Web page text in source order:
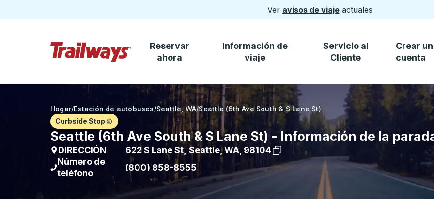
Ver avisos de viajeactuales
Saltar al contenido principal
Reservar
ahora
Información de
viaje
Servicio al
Cliente
Crear
cuenta
Hogar/Estación de autobuses/Seattle, WA/Seattle (6th Ave South & S Lane St)
Curbside Stop
Seattle (6th Ave South & S Lane St) - Información de la
DIRECCIÓN 622 S Lane St, Seattle,WA 98104 Ver la ubicación de la parada en Google
Número de
teléfono
(800) 858-8555